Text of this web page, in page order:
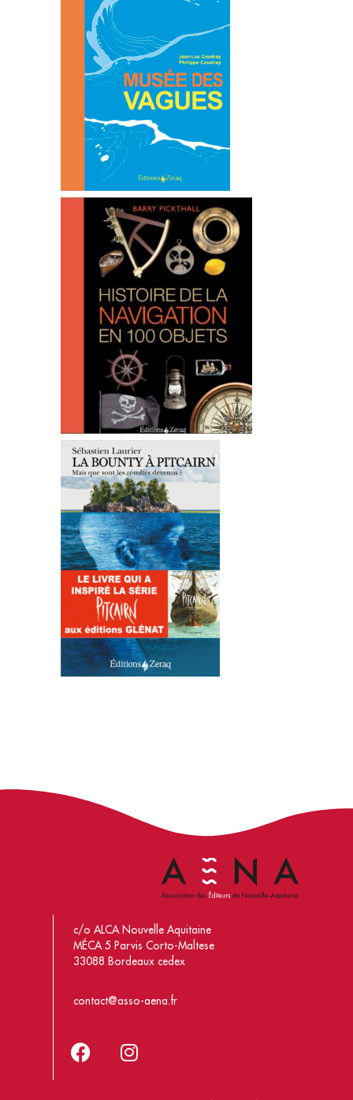
c/o ALCA Nouvelle Aquitaine
MÉCA 5 Parvis Corto-Maltese
33088 Bordeaux cedex
contact@asso-aena.fr